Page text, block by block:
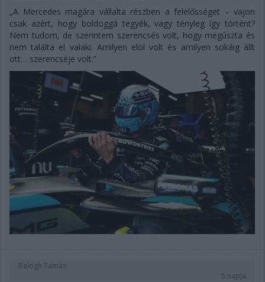
„A Mercedes magára vállalta részben a felelősséget – vajon
csak azért, hogy boldoggá tegyék, vagy tényleg így történt?
Nem tudom, de szerintem szerencsés volt, hogy megúszta és
nem találta el valaki. Amilyen elöl volt és amilyen sokáig állt
ott… szerencséje volt.”
Balogh Tamás
5 napja